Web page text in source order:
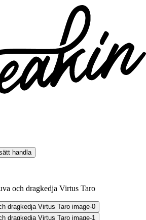
handla
och dragkedja Virtus Taro